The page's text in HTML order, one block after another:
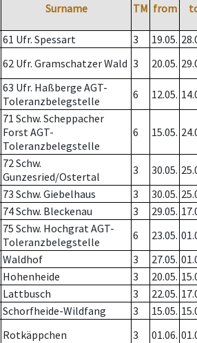
Surname TM from
61 Ufr. Spessart 3 19.05.
62 Ufr. Gramschatzer Wald 3 20.05.
63 Ufr. Haßberge AGT-
Toleranzbelegstelle
6 12.05.
71 Schw. Scheppacher
Forst AGT-
Toleranzbelegstelle
6 15.05.
72 Schw.
Gunzesried/Ostertal
3 30.05.
73 Schw. Giebelhaus 3 30.05.
74 Schw. Bleckenau 3 29.05.
75 Schw. Hochgrat AGT-
Toleranzbelegstelle
6 23.05.
Waldhof 3 27.05.
Hohenheide 3 20.05.
Lattbusch 3 22.05.
Schorfheide-Wildfang 3 15.05.
Rotkäppchen 3 01.06.